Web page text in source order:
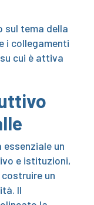
sul tema della
i collegamenti
cui è attiva
un
e istituzioni,
un
Il